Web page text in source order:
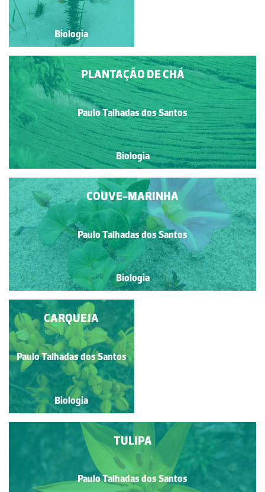
Biologia
Biologia
PLANTAÇÃO DE CHÁ
Paulo Talhadas dos Santos
Biologia
COUVE-MARINHA
Paulo Talhadas dos Santos
Biologia
TROMBETA-DO-
DIABO
Paulo Talhadas dos Santos
Biologia
CARQUEJA
Paulo Talhadas dos Santos
Biologia
TULIPA
Paulo Talhadas dos Santos